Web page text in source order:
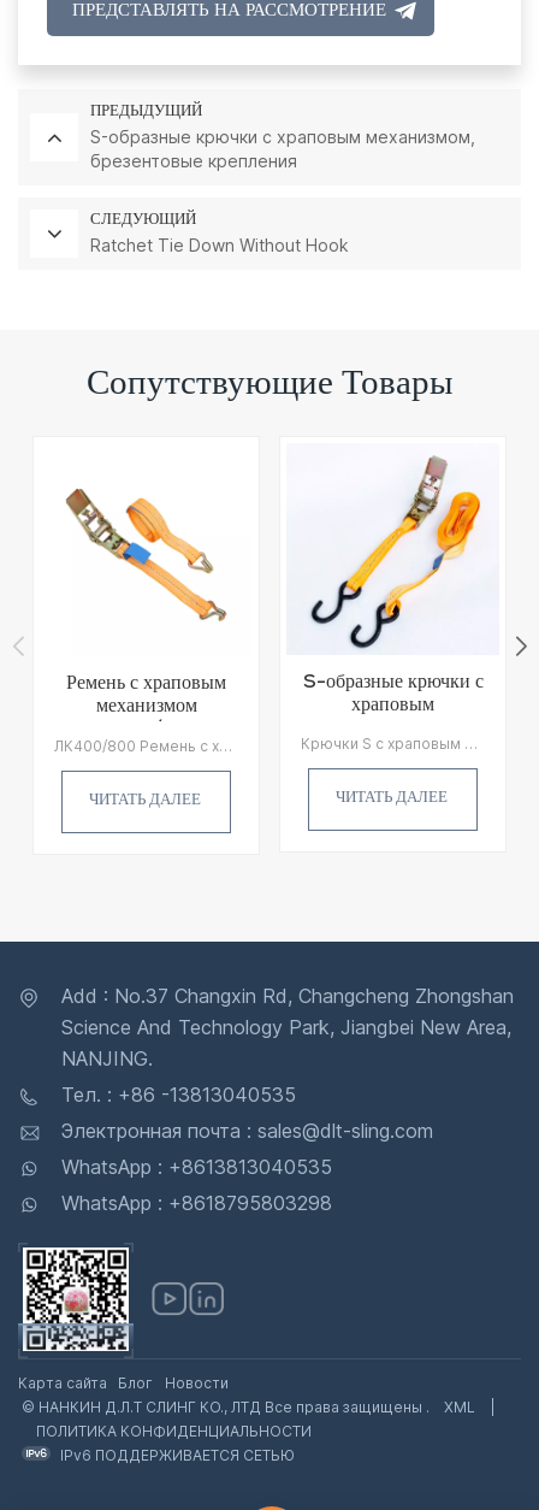
ПРЕДСТАВЛЯТЬ НА РАССМОТРЕНИЕ
ПРЕДЫДУЩИЙ
S-образные крючки с храповым механизмом,
брезентовые крепления
СЛЕДУЮЩИЙ
Ratchet Tie Down Without Hook
Сопутствующие Товары
Ремень с храповым
механизмом
ЛК400/800 Ремень с храповым механизмом — это недорогое эффективное крепление многоразового использования для крепления или фиксации грузов во время транспортировки.
ЧИТАТЬ ДАЛЕЕ
S-образные крючки с
храповым
брезентовые
крепления
Крючки S с храповым механизмом Брезентовые стяжки (также называемые крепежными ремнями, лямками со связующим устройством или стяжными ремнями) — это крепежные детали, используемые для удержания груза или оборудования во время транспортировки.
ЧИТАТЬ ДАЛЕЕ
Add : No.37 Changxin Rd, Changcheng Zhongshan
Science And Technology Park, Jiangbei New Area,
NANJING.
Тел. : +86 -13813040535
Электронная почта : sales@dlt-sling.com
WhatsApp : +8613813040535
WhatsApp : +8618795803298
Карта сайта Блог
Новости
© НАНКИН Д.Л.Т СЛИНГ КО., ЛТД Все права защищены .
XML
ПОЛИТИКА КОНФИДЕНЦИАЛЬНОСТИ
IPv6 ПОДДЕРЖИВАЕТСЯ СЕТЬЮ